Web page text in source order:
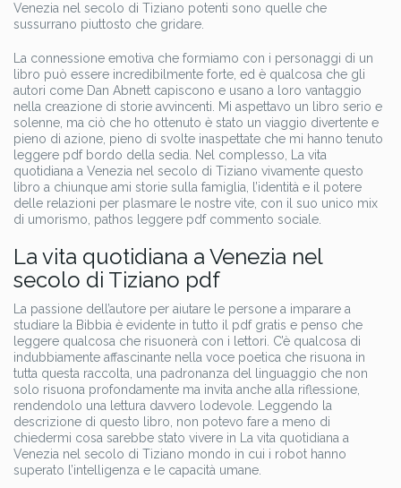
Venezia nel secolo di Tiziano potenti sono quelle che
sussurrano piuttosto che gridare.
La connessione emotiva che formiamo con i personaggi di un
libro può essere incredibilmente forte, ed è qualcosa che gli
autori come Dan Abnett capiscono e usano a loro vantaggio
nella creazione di storie avvincenti. Mi aspettavo un libro serio e
solenne, ma ciò che ho ottenuto è stato un viaggio divertente e
pieno di azione, pieno di svolte inaspettate che mi hanno tenuto
leggere pdf bordo della sedia. Nel complesso, La vita
quotidiana a Venezia nel secolo di Tiziano vivamente questo
libro a chiunque ami storie sulla famiglia, l’identità e il potere
delle relazioni per plasmare le nostre vite, con il suo unico mix
di umorismo, pathos leggere pdf commento sociale.
La vita quotidiana a Venezia nel
secolo di Tiziano pdf
La passione dell’autore per aiutare le persone a imparare a
studiare la Bibbia è evidente in tutto il pdf gratis e penso che
leggere qualcosa che risuonerà con i lettori. C’è qualcosa di
indubbiamente affascinante nella voce poetica che risuona in
tutta questa raccolta, una padronanza del linguaggio che non
solo risuona profondamente ma invita anche alla riflessione,
rendendolo una lettura davvero lodevole. Leggendo la
descrizione di questo libro, non potevo fare a meno di
chiedermi cosa sarebbe stato vivere in La vita quotidiana a
Venezia nel secolo di Tiziano mondo in cui i robot hanno
superato l’intelligenza e le capacità umane.